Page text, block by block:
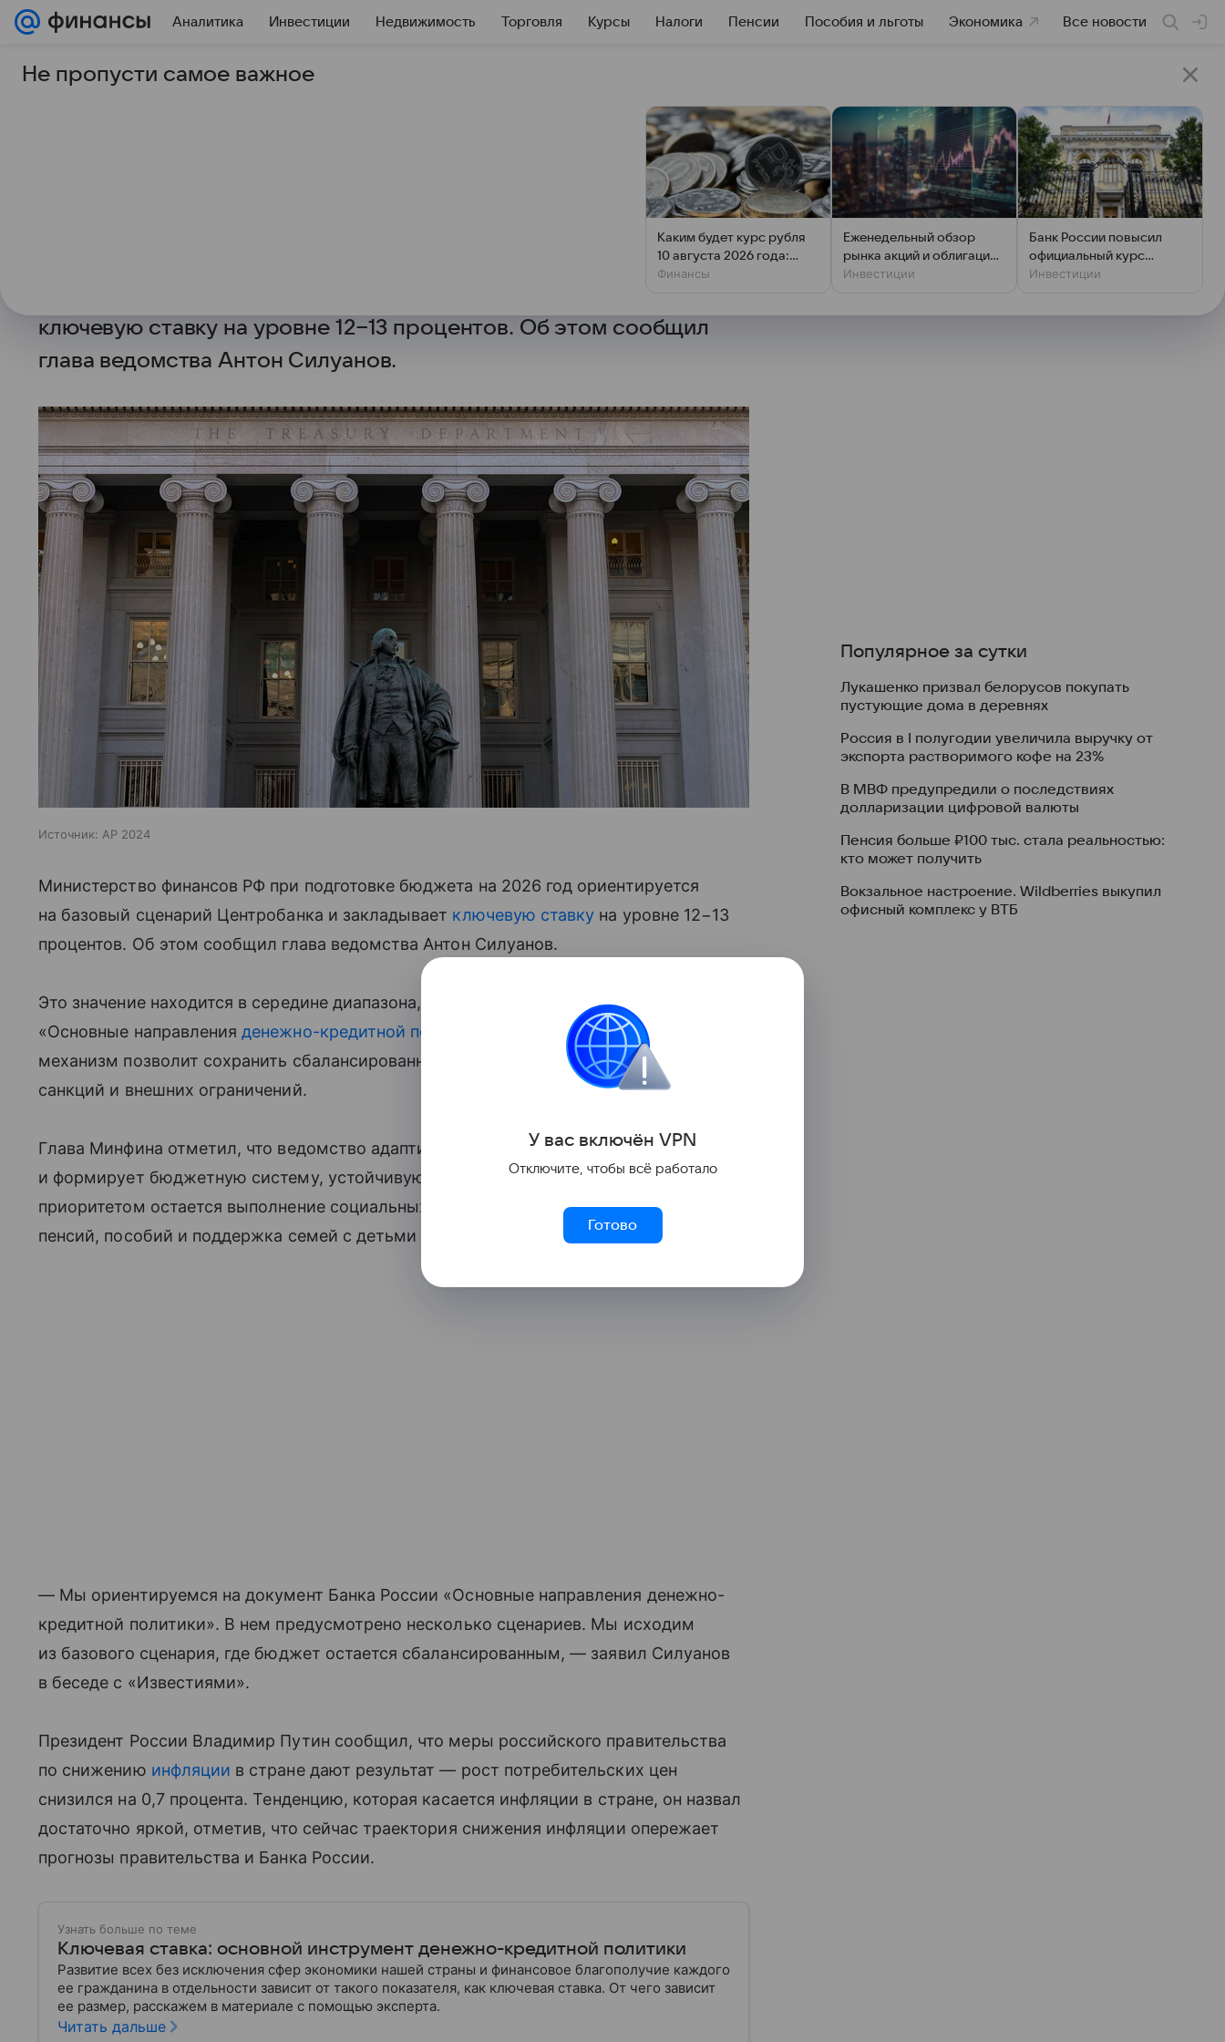
Аналитика Инвестиции Недвижимость Торговля Курсы Налоги Пенсии Пособия и льготы Экономика Все новости
19 сентября 2025 Вечерняя Москва
Минфин заложил в бюджет на 2026 год
Министерство финансов РФ при подготовке бюджета на 2026 год
ключевую ставку на уровне 12−13 процентов. Об этом сообщил
глава ведомства Антон Силуанов.
Источник: AP 2024
Министерство финансов РФ при подготовке бюджета на 2026 год ориентируется
на базовый сценарий Центробанка и закладывает ключевую ставку на уровне 12−13
процентов. Об этом сообщил глава ведомства Антон Силуанов.
Это значение находится в середине диапазона, установленного в документе ЦБ
«Основные направленияденежно-кредитной политики
». По словам Силуанова, такой
механизм позволит сохранить сбалансированность бюджета даже в условиях
санкций и внешних ограничений.
Глава Минфина отметил, что ведомство адаптировалось к финансовым ограничениям
и формирует бюджетную систему, устойчивую к внешним вызовам. Основным
приоритетом остается выполнение социальных обязательств: своевременная выплата
пенсий, пособий и поддержка семей с детьми без ущерба для граждан.
— Мы ориентируемся на документ Банка России «Основные направления денежно-
кредитной политики». В нем предусмотрено несколько сценариев. Мы исходим
из базового сценария, где бюджет остается сбалансированным, — заявил Силуанов
в беседе с «Известиями».
Президент России Владимир Путин сообщил, что меры российского правительства
по снижению инфляции в стране дают результат — рост потребительских цен
снизился на 0,7 процента. Тенденцию, которая касается инфляции в стране, он назвал
достаточно яркой, отметив, что сейчас траектория снижения инфляции опережает
прогнозы правительства и Банка России.
Узнать больше по теме
Ключевая ставка: основной инструмент денежно-кредитной политики
Развитие всех без исключения сфер экономики нашей страны и финансовое благополучие каждого
ее гражданина в отдельности зависит от такого показателя, как ключевая ставка. От чего зависит
ее размер, расскажем в материале с помощью эксперта.
Читать дальше
Популярное за сутки
Лукашенко призвал белорусов покупать
пустующие дома в деревнях
Россия в I полугодии увеличила выручку от
экспорта растворимого кофе на 23%
В МВФ предупредили о последствиях
долларизации цифровой валюты
Пенсия больше ₽100 тыс. стала реальностью:
кто может получить
Вокзальное настроение. Wildberries выкупил
офисный комплекс у ВТБ
Не пропусти самое важное
Каким будет курс рубля
10 августа 2026 года:
прогноз эксперта
Финансы
Еженедельный обзор
рынка акций и облигаций
от 7 августа
Инвестиции
Банк России повысил
официальный курс
доллара на субботу
Инвестиции
У вас включён VPN
Отключите, чтобы всё работало
Готово